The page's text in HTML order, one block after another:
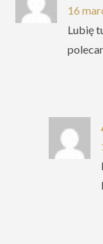
16
Lubię